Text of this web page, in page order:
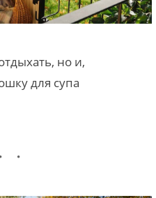
но и,
для супа